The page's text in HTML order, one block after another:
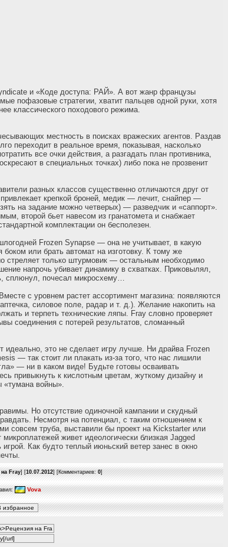
и «Коде доступа: РАЙ». А вот жанр французы
пофазовые стратегии, хватит пальцев одной руки, хотя
классического походового режима.
местность в поисках вражеских агентов. Раздав
переходит в реальное время, показывая, насколько
все очки действия, а разгадать план противника,
в специальных точках) либо пока не прозвенит
разных классов существенно отличаются друг от
крепкой броней, медик — лечит, снайпер —
на задание можно четверых) — разведчик и «саппорт».
второй бьет навесом из гранатомета и снабжает
комплектации он бесполезен.
Frozen Synapse — она не учитывает, в какую
боком или брать автомат на изготовку. К тому же
стреляет только штурмовик — остальным необходимо
напрочь убивает динамику в схватках. Приковылял,
сплюнул, почесал микросхему…
с уровнем растет ассортимент магазина: появляются
силовое поле, радар и т. д.). Желание накопить на
и терпеть технические ляпы. Fray словно проверяет
соединения с потерей результатов, сломанный
идеально, это не сделает игру лучше. Ни драйва Frozen
— так стоит ли плакать из-за того, что нас лишили
— ни в каком виде! Будьте готовы осваивать
привыкнуть к кислотным цветам, жуткому дизайну и
«тумана войны».
Но отсутствие одиночной кампании и скудный
Несмотря на потенциал, с таким отношением к
совсем труба, выставили бы проект на Kickstarter или
живет идеологически близкая Jagged
Как будто теплый июньский ветер занес в окно
на Fray] [10.07.2012] [Комментариев: 0]
Vova